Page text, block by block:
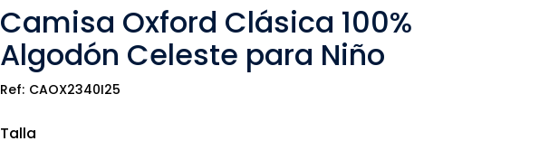
Camisa Oxford Clásica 100%
Algodón Celeste para Niño
CAOX2340I25
Talla